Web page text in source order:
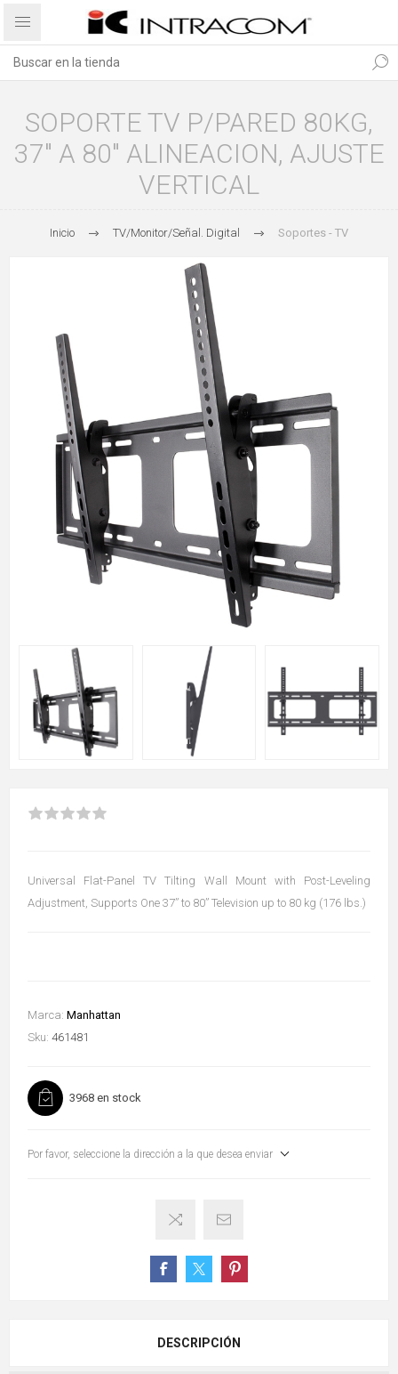
SOPORTE TV P/PARED 80KG,
37" A 80" ALINEACION, AJUSTE
VERTICAL
Inicio TV/Monitor/Señal. Digital Soportes - TV
Universal Flat-Panel TV Tilting Wall Mount with Post-Leveling
Adjustment, Supports One 37” to 80” Television up to 80 kg (176 lbs.)
Marca: Manhattan
Sku: 461481
3968 en stock
Por favor, seleccione la dirección a la que desea enviar
DESCRIPCIÓN